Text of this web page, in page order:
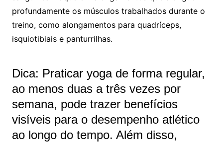
profundamente os músculos trabalhados durante o
treino, como alongamentos para quadríceps,
isquiotibiais e panturrilhas.
Dica: Praticar yoga de forma regular,
ao menos duas a três vezes por
semana, pode trazer benefícios
visíveis para o desempenho atlético
ao longo do tempo. Além disso,